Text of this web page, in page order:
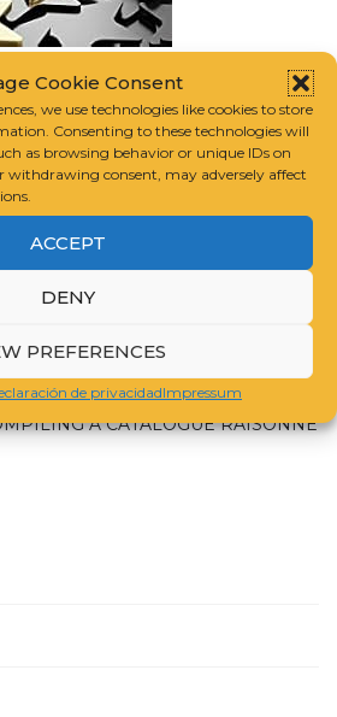
Cookie Consent
we use technologies like cookies to store
Consenting to these technologies will
as browsing behavior or unique IDs on
withdrawing consent, may adversely affect
ACCEPT
DENY
PREFERENCES
de privacidadImpressum
| AD |
| CATÁLOGOS
SCHOLARS ASSOCIATION
FOR ART RESEARCH
A CATALOGUE RAISONNÉ